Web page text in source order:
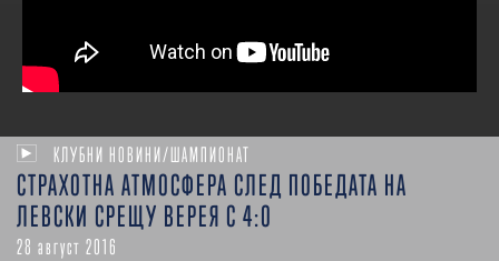
КЛУБНИ НОВИНИ/ШАМПИОНАТ
СТРАХОТНА АТМОСФЕРА СЛЕД ПОБЕДАТА НА
ЛЕВСКИ СРЕЩУ ВЕРЕЯ С 4:0
28 август 2016